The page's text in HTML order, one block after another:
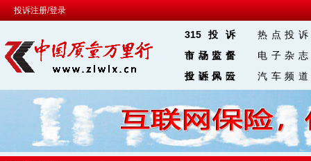
投诉注册/登录
315投诉
热点投诉
食品安全
市场监督
电子杂志
金融保险
投诉风云
汽车频道